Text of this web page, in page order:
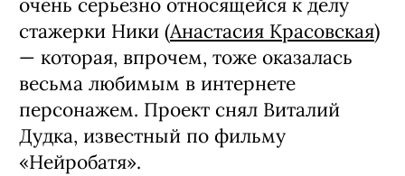
очень серьезно относящейся к делу
стажерки Ники (Анастасия Красовская)
— которая, впрочем, тоже оказалась
весьма любимым в интернете
персонажем. Проект снял Виталий
Дудка, известный по фильму
«Нейробатя».